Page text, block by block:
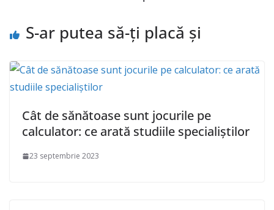
S-ar putea să-ți placă și
Cât de sănătoase sunt jocurile pe
calculator: ce arată studiile specialiștilor
23 septembrie 2023